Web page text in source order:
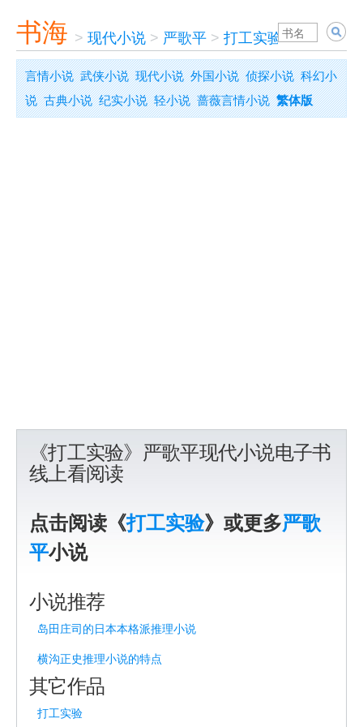
书海 > 现代小说 > 严歌平 > 打工实验
言情小说 武侠小说 现代小说 外国小说 侦探小说 科幻小
说 古典小说 纪实小说 轻小说 蔷薇言情小说 繁体版
《打工实验》严歌平现代小说电子书
线上看阅读
点击阅读《打工实验》或更多严歌
平小说
小说推荐
岛田庄司的日本本格派推理小说
横沟正史推理小说的特点
其它作品
打工实验